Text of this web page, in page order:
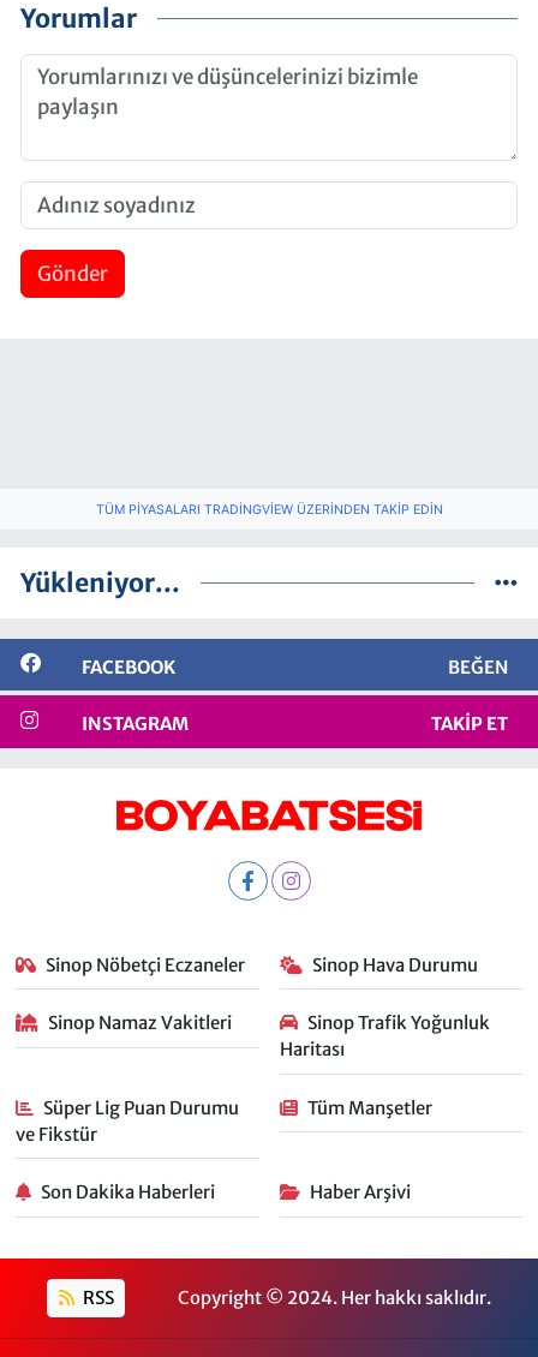
Yorumlar
Gönder
TÜM PIYASALARI TRADINGVIEW ÜZERINDEN TAKIP EDIN
Yükleniyor...
FACEBOOK BEĞEN
INSTAGRAM TAKIP ET
Sinop Nöbetçi Eczaneler Sinop Hava Durumu
Sinop Namaz Vakitleri
Sinop Trafik Yoğunluk
Haritası
Süper Lig Puan Durumu
ve Fikstür
Tüm Manşetler
Son Dakika Haberleri Haber Arşivi
RSS Copyright © 2024. Her hakkı saklıdır.